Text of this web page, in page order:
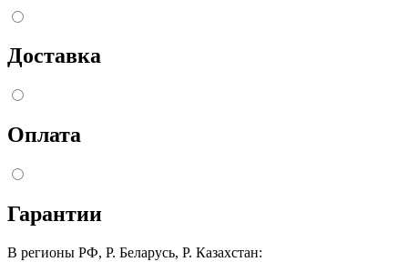
Доставка
Оплата
Гарантии
В регионы РФ, Р. Беларусь, Р. Казахстан: